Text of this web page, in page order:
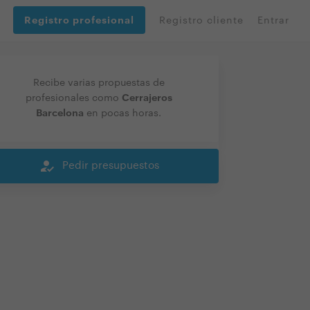
Registro profesional Registro cliente Entrar
Recibe varias propuestas de
profesionales como Cerrajeros
Barcelona en pocas horas.
how_to_reg Pedir presupuestos